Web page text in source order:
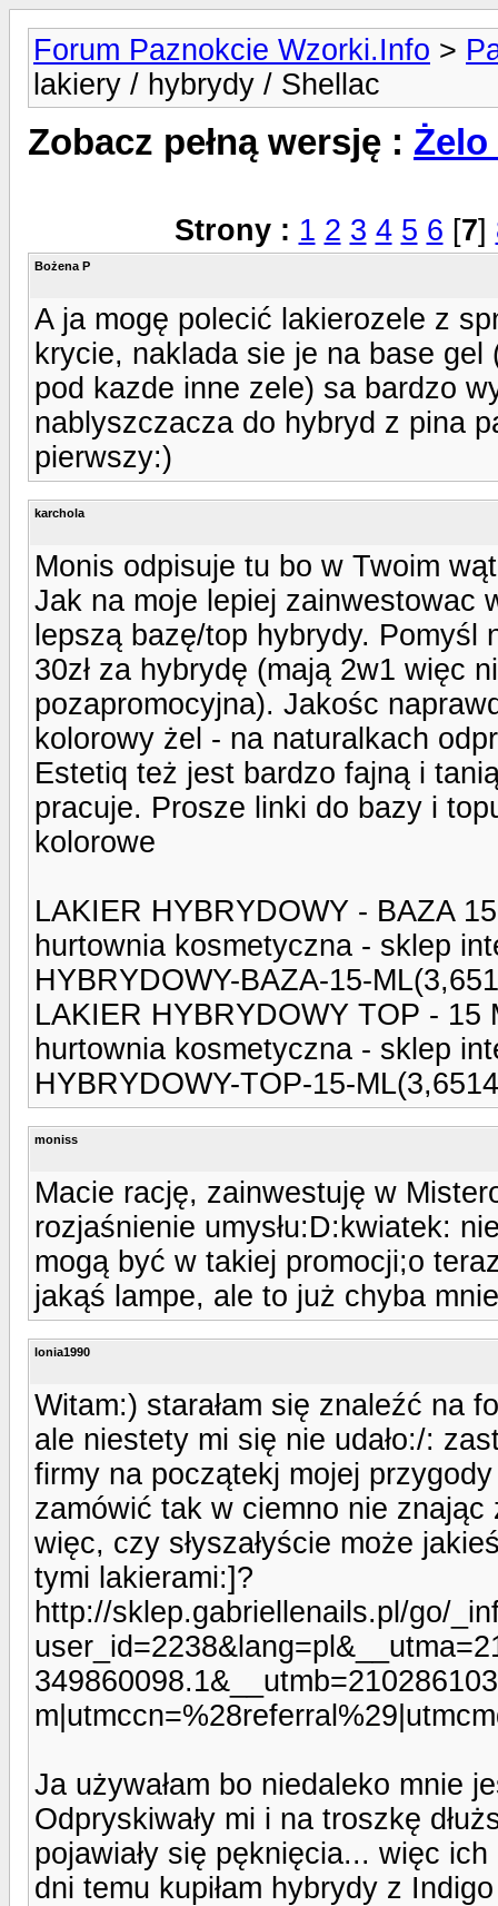
Forum Paznokcie Wzorki.Info >
lakiery / hybrydy / Shellac
Zobacz pełną wersję :
Strony : 1 2 3 4 5 6 [7]
Bożena P
A ja mogę polecić lakierozele z
krycie, naklada sie je na base
pod kazde inne zele) sa bardzo
nablyszczacza do hybryd z pina
pierwszy:)
karchola
Monis odpisuje tu bo w Twoim
Jak na moje lepiej zainwestowac
lepszą bazę/top hybrydy.
30zł za hybrydę (mają 2w1 więc
pozapromocyjna). Jakośc
kolorowy żel - na naturalkach
Estetiq też jest bardzo fajną i
pracuje. Prosze linki do bazy i
kolorowe
LAKIER HYBRYDOWY - BAZA
hurtownia kosmetyczna - sklep
HYBRYDOWY-BAZA-15-
LAKIER HYBRYDOWY TOP - 15
hurtownia kosmetyczna - sklep
HYBRYDOWY-TOP-15-
moniss
Macie rację, zainwestuję w
rozjaśnienie umysłu:D:kwiatek:
mogą być w takiej promocji;o
jakąś lampe, ale to już chyba
lonia1990
Witam:) starałam się znaleźć na
ale niestety mi się nie udało:/:
firmy na początekj mojej
zamówić tak w ciemno nie
więc, czy słyszałyście może
tymi lakierami:]?
http://sklep.gabriellenails.pl/go/
Ja używałam bo niedaleko mnie
Odpryskiwały mi i na troszkę
pojawiały się pęknięcia... więc
dni temu kupiłam hybrydy z